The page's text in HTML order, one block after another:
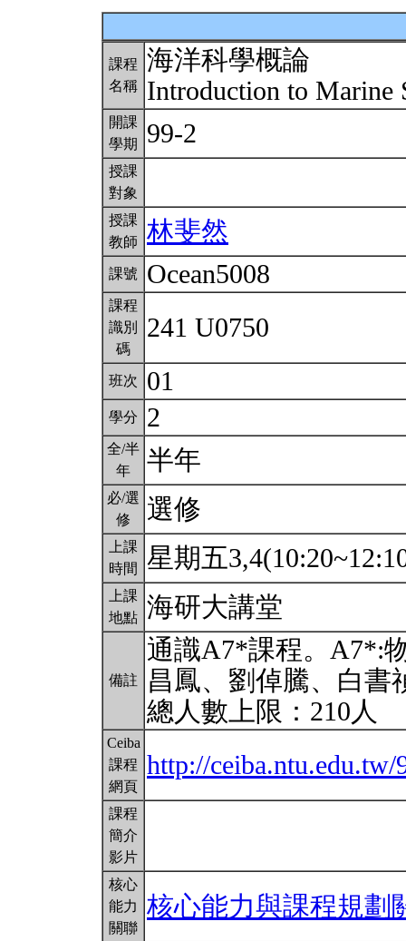
課程
名稱
海洋科學概論
Introduction to Marine
開課
學期
99-2
授課
對象
授課
教師
林斐然
課號 Ocean5008
課程
識別
碼
241 U0750
班次 01
學分 2
全/半
年
半年
必/選
修
選修
上課
時間
星期五
上課
地點 海研大講堂
備註
通識A7*課程。A7*:
昌鳳、劉倬騰、白書
總人數上限：210人
Ceiba
課程
網頁
http://ceiba.ntu.edu.tw/
課程
簡介
影片
核心
能力
關聯
核心能力與課程規劃